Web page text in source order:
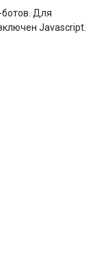
Для
Javascript.